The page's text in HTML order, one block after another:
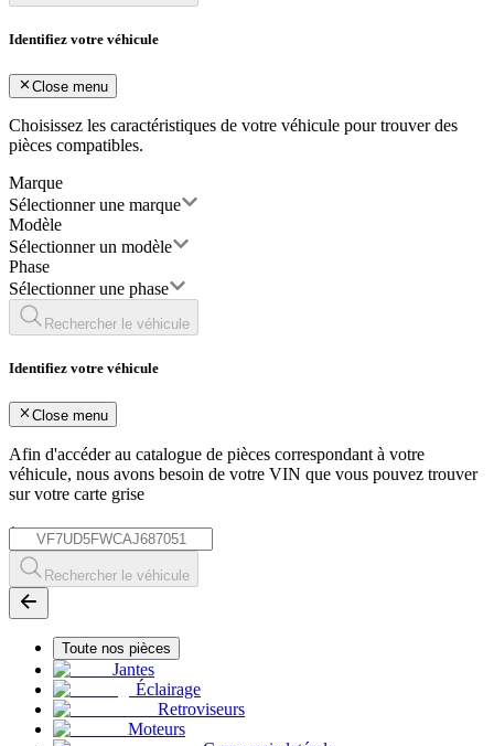
Identifiez votre véhicule
Close menu
Choisissez les caractéristiques de votre véhicule pour trouver des
pièces compatibles.
Marque
Sélectionner une marque
Modèle
Sélectionner un modèle
Phase
Sélectionner une phase
Rechercher le véhicule
Identifiez votre véhicule
Close menu
Afin d'accéder au catalogue de pièces correspondant à votre
véhicule, nous avons besoin de votre VIN que vous pouvez trouver
sur votre carte grise
*
Rechercher le véhicule
Toute nos pièces
Jantes
Éclairage
Retroviseurs
Moteurs